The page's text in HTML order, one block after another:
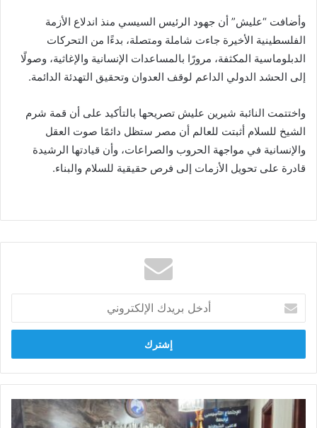
وأضافت “عليش” أن جهود الرئيس السيسي منذ اندلاع الأزمة
الفلسطينية الأخيرة جاءت شاملة ومتصلة، بدءًا من التحركات
الدبلوماسية المكثفة، مرورًا بالمساعدات الإنسانية والإغاثية، وصولًا
إلى الحشد الدولي الداعم لوقف العدوان وتحقيق التهدئة الدائمة.
واختتمت النائبة شيرين عليش تصريحها بالتأكيد على أن قمة شرم
الشيخ للسلام أثبتت للعالم أن مصر ستظل دائمًا صوت العقل
والإنسانية في مواجهة الحروب والصراعات، وأن قيادتها الرشيدة
قادرة على تحويل الأزمات إلى فرص حقيقية للسلام والبناء.
بريدك
الإلكتروني